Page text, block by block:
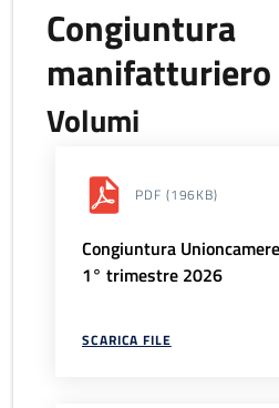
Congiuntura
manifatturiero
Volumi
PDF (196KB)
Congiuntura
1° trimestre 2026
SCARICA FILE